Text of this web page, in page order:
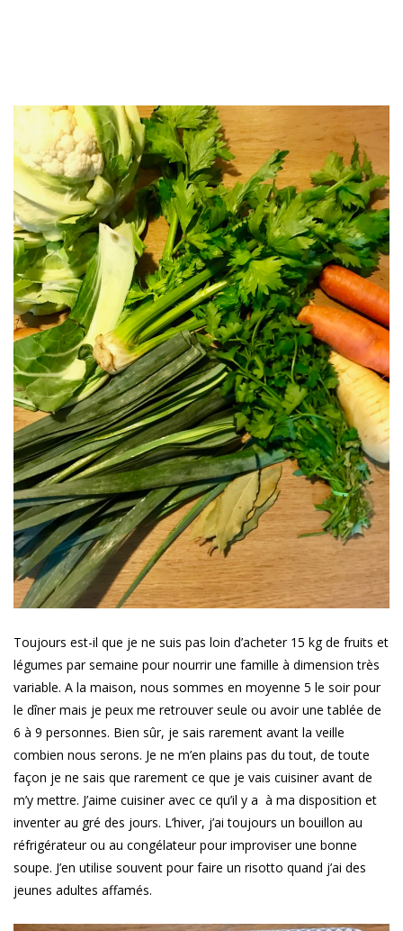
Toujours est-il que je ne suis pas loin d’acheter 15 kg de fruits et
légumes par semaine pour nourrir une famille à dimension très
variable. A la maison, nous sommes en moyenne 5 le soir pour
le dîner mais je peux me retrouver seule ou avoir une tablée de
6 à 9 personnes. Bien sûr, je sais rarement avant la veille
combien nous serons. Je ne m’en plains pas du tout, de toute
façon je ne sais que rarement ce que je vais cuisiner avant de
m’y mettre. J’aime cuisiner avec ce qu’il y a à ma disposition et
inventer au gré des jours. L’hiver, j’ai toujours un bouillon au
réfrigérateur ou au congélateur pour improviser une bonne
soupe. J’en utilise souvent pour faire un risotto quand j’ai des
jeunes adultes affamés.